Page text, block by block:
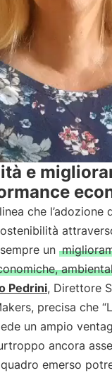
e
che l’adozione
un
Pedrini, Direttore
precisa che
un ampio
ancora
emerso